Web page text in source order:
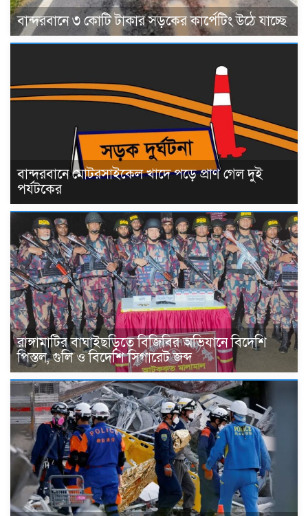
বান্দরবানে ৩ কোটি টাকার সড়কের কার্পেটিং উঠে যাচ্ছে
বান্দরবানে মোটরসাইকেল খাদে পড়ে প্রাণ গেল দুই
পর্যটকের
রাঙ্গামাটির বাঘাইছড়িতে বিজিবির অভিযানে বিদেশি
পিস্তল, গুলি ও বিদেশি সিগারেট জব্দ